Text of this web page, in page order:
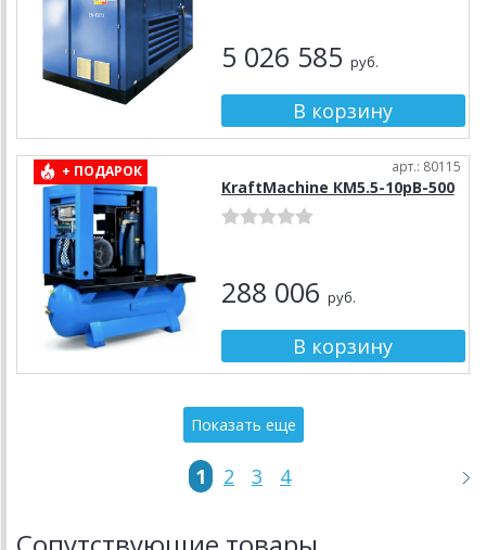
5 026 585 руб.
+ ПОДАРОК арт.: 80115
KraftMachine КМ5.5-10рВ-500
288 006 руб.
Показать еще
1 2 3 4